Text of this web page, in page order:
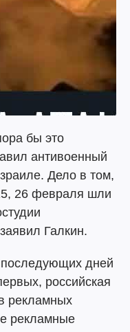
бы это
антивоенный
Дело в том,
26 февраля шли
Галкин.
последующих дней
российская
рекламных
рекламные